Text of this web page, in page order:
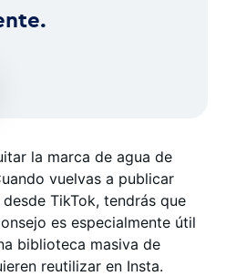
la marca de agua de
vuelvas a publicar
TikTok, tendrás que
es especialmente útil
biblioteca masiva de
reutilizar en Insta.